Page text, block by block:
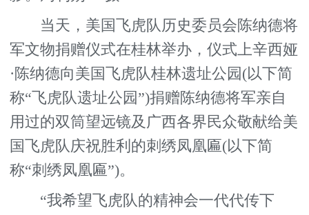
当天，美国飞虎队历史委员会陈纳德将
军文物捐赠仪式在桂林举办，仪式上辛西娅
·陈纳德向美国飞虎队桂林遗址公园(以下简
称“飞虎队遗址公园”)捐赠陈纳德将军亲自
用过的双筒望远镜及广西各界民众敬献给美
国飞虎队庆祝胜利的刺绣凤凰匾(以下简
称“刺绣凤凰匾”)。
“我希望飞虎队的精神会一代代传下